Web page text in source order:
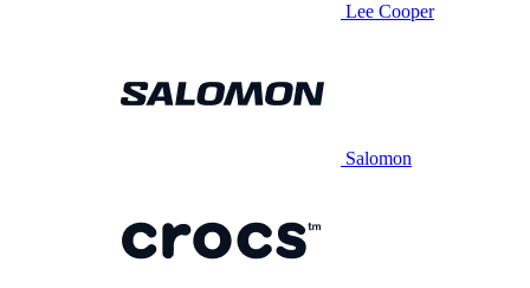
Lee Cooper
Salomon